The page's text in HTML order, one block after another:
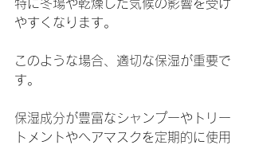
特に冬場や乾燥した気候の影響を受け
やすくなります。
このような場合、適切な保湿が重要で
す。
保湿成分が豊富なシャンプーやトリー
トメントやヘアマスクを定期的に使用